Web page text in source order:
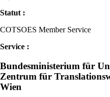
Statut :
COTSOES Member Service
Service :
Bundesministerium für
Zentrum für
Wien